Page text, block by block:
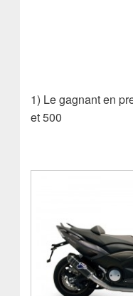
1) Le gagnant en
et 500